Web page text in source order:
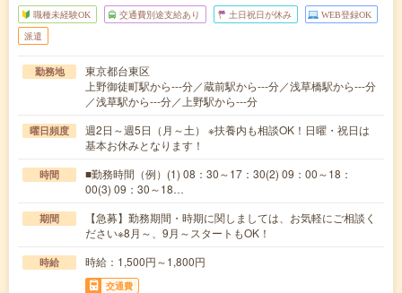
職種未経験OK 交通費別途支給あり 土日祝日が休み WEB登録OK
派遣
勤務地
東京都台東区
上野御徒町駅から---分／蔵前駅から---分／浅草橋駅から---分
／浅草駅から---分／上野駅から---分
曜日頻度
週2日～週5日（月～土） ※扶養内も相談OK！日曜・祝日は
基本お休みとなります！
時間
■勤務時間（例）(1) 08：30～17：30(2) 09：00～18：
00(3) 09：30～18…
期間
【急募】勤務期間・時期に関しましては、お気軽にご相談く
ださい※8月～、9月～スタートもOK！
時給 時給：1,500円～1,800円
交通費